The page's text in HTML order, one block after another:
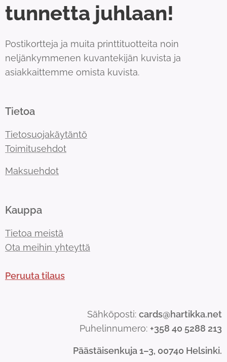
tunnetta juhlaan!
Postikortteja ja muita printtituotteita noin
neljänkymmenen kuvantekijän kuvista ja
asiakkaittemme omista kuvista.
Tietoa
Tietosuojakäytäntö
Toimitusehdot
Maksuehdot
Kauppa
Tietoa meistä
Ota meihin yhteyttä
Peruuta tilaus
Sähköposti: cards@hartikka.net
Puhelinnumero: +358 40 5288 213
Päästäisenkuja 1–3, 00740 Helsinki.